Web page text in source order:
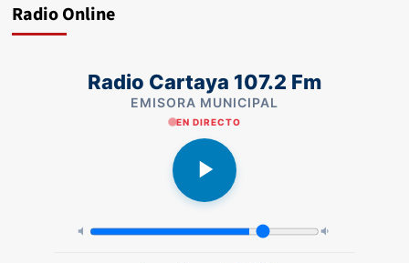
Radio Online
Radio Cartaya 107.2 Fm
EMISORA MUNICIPAL
EN DIRECTO